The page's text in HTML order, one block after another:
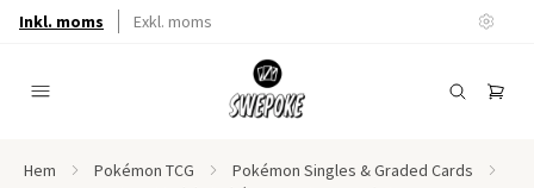
Inkl. moms Exkl. moms
Hem Pokémon TCG
Pokémon Singles & Graded Cards